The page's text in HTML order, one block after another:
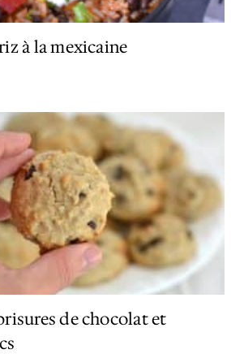
à la mexicaine
de chocolat et